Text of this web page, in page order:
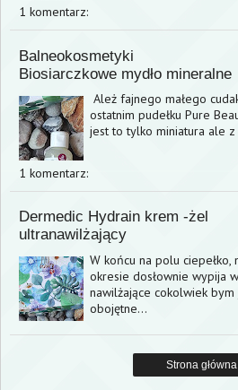
1 komentarz:
Balneokosmetyki
Biosiarczkowe mydło mineralne
Ależ fajnego małego
ostatnim pudełku Pure
jest to tylko miniatura ale
1 komentarz:
Dermedic Hydrain krem -żel
ultranawilżający
W końcu na polu ciepełko,
okresie dosłownie wypija
nawilżające cokolwiek
obojętne...
Strona główna